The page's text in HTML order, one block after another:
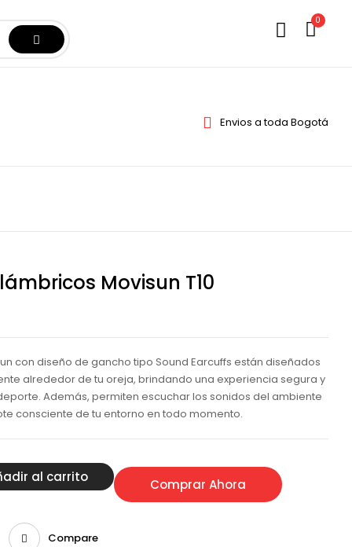
0
Envios a toda Bogotá
Movisun T10
con diseño de gancho tipo Sound Earcuffs están diseñados
alrededor de tu oreja, brindando una experiencia segura y
Además, permiten escuchar los sonidos del ambiente
consciente de tu entorno en todo momento.
al carrito Comprar Ahora
Compare